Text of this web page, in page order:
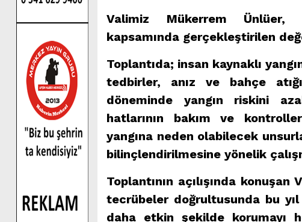
Valimiz Mükerrem Ünlüer,
kapsamında gerçekleştirilen
Toplantıda; insan kaynaklı
tedbirler, anız ve bahçe
döneminde yangın riskini
hatlarının bakım ve
yangına neden olabilecek
bilinçlendirilmesine yönelik
Toplantının açılışında
tecrübeler doğrultusunda bu yıl
daha etkin şekilde korumayı